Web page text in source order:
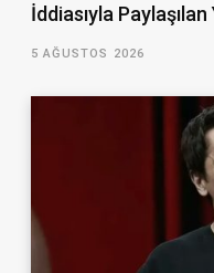
İddiasıyla
5 AĞUSTOS 2026